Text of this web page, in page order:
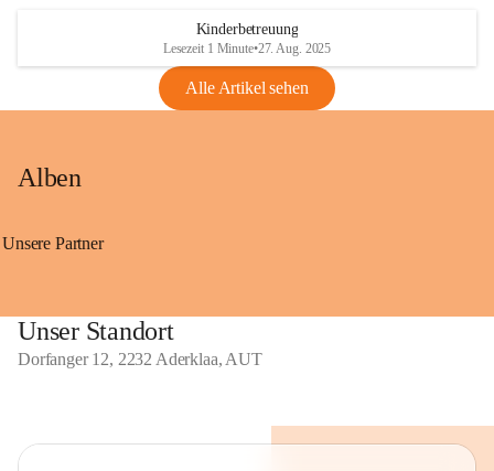
Kinderbetreuung
Lesezeit 1 Minute•27. Aug. 2025
Alle Artikel sehen
Alben
Unsere Partner
Unser Standort
Dorfanger 12, 2232 Aderklaa, AUT